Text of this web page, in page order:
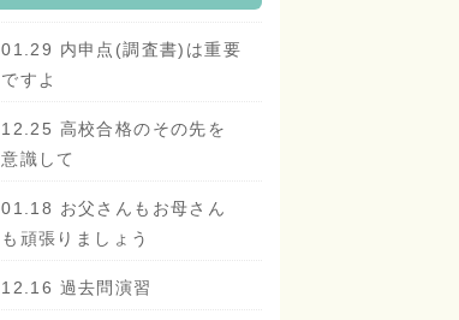
01.29 内申点(調査書)は重要
ですよ
12.25 高校合格のその先を
意識して
01.18 お父さんもお母さん
も頑張りましょう
12.16 過去問演習